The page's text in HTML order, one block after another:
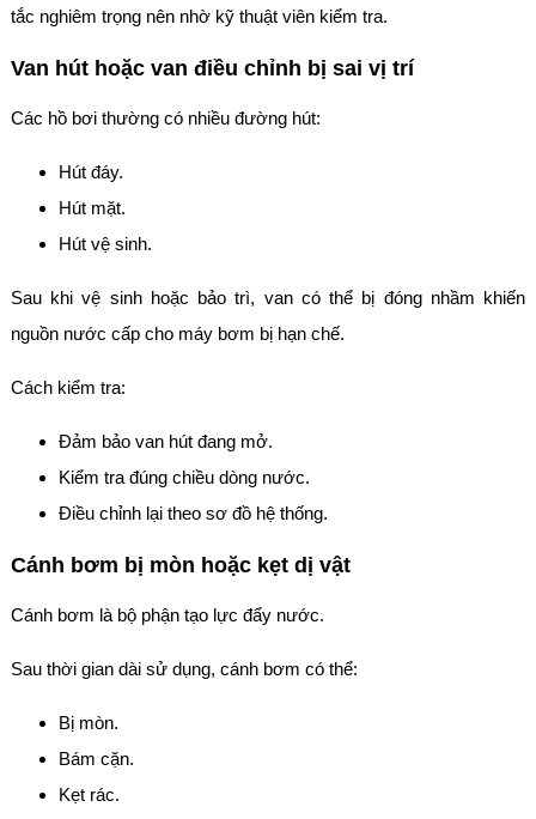
tắc nghiêm trọng nên nhờ kỹ thuật viên kiểm tra.
Van hút hoặc van điều chỉnh bị sai vị trí
Các hồ bơi thường có nhiều đường hút:
Hút đáy.
Hút mặt.
Hút vệ sinh.
Sau khi vệ sinh hoặc bảo trì, van có thể bị đóng nhầm khiến
nguồn nước cấp cho máy bơm bị hạn chế.
Cách kiểm tra:
Đảm bảo van hút đang mở.
Kiểm tra đúng chiều dòng nước.
Điều chỉnh lại theo sơ đồ hệ thống.
Cánh bơm bị mòn hoặc kẹt dị vật
Cánh bơm là bộ phận tạo lực đẩy nước.
Sau thời gian dài sử dụng, cánh bơm có thể:
Bị mòn.
Bám cặn.
Kẹt rác.